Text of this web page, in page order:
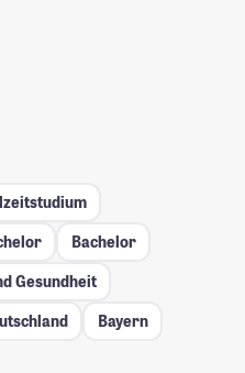
Bachelor
Gesundheit
Bayern